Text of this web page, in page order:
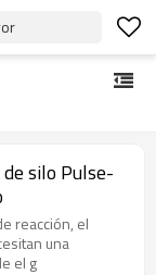
silo Pulse-
reacción, el
una
el g